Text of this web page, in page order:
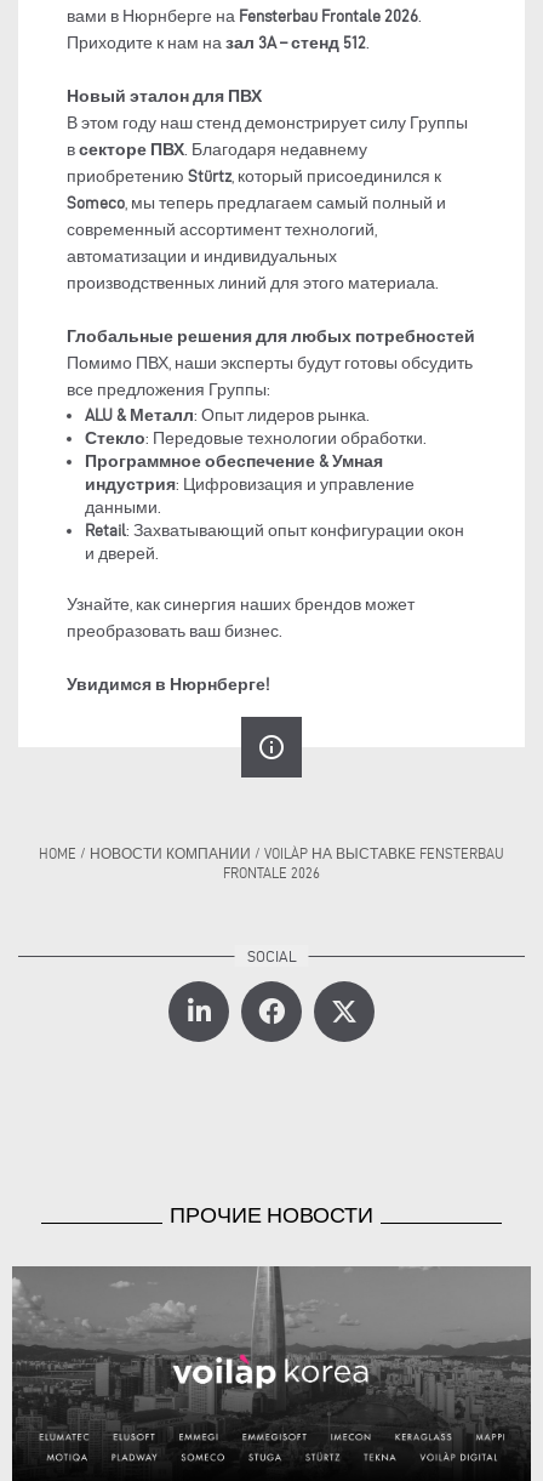
вами в Нюрнберге на Fensterbau Frontale 2026
Приходите к нам на зал 3A – стенд 512
Новый эталон для ПВХ
В этом году наш стенд демонстрирует силу Группы
в секторе ПВХ . Благодаря недавнему
приобретению Stürtz , который присоединился к
Someco , мы теперь предлагаем самый полный и
современный ассортимент технологий,
автоматизации и индивидуальных
производственных линий для этого материала.
Глобальные решения для любых потребностей
Помимо ПВХ, наши эксперты будут готовы обсудить
все предложения Группы:
ALU & Металл: Опыт лидеров рынка.
Стекло: Передовые технологии обработки.
Программное обеспечение & Умная
индустрия: Цифровизация и управление
данными.
Retail: Захватывающий опыт конфигурации окон
и дверей.
Узнайте, как синергия наших брендов может
преобразовать ваш бизнес.
Увидимся в Нюрнберге!
info_outline
HOME / НОВОСТИ КОМПАНИИ / VOILÀP НА ВЫСТАВКЕ FENSTERBAU
FRONTALE 2026
ПРОЧИЕ НОВОСТИ